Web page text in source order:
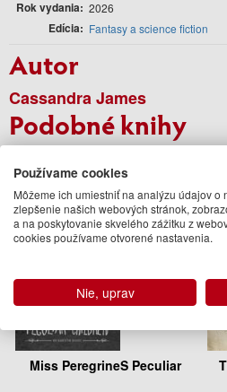
Rok vydania 2026
Edícia Fantasy a science fiction
Autor
Cassandra James
Podobné knihy
Miss PeregrineS Peculiar
Používame cookies
Môžeme ich umiestniť na analýzu údajov o
zlepšenie našich webových stránok,
a na poskytovanie skvelého zážitku z
cookies používame otvorené nastavenia.
Nie, uprav